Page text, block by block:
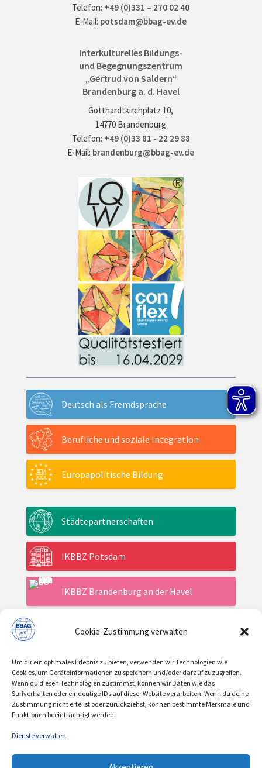
Cookie-Zustimmung verwalten
Um dir ein optimales Erlebnis zu bieten, verwenden wir Technologien wie
Cookies, um Geräteinformationen zu speichern und/oder darauf zuzugreifen.
Wenn du diesen Technologien zustimmst, können wir Daten wie das
Surfverhalten oder eindeutige IDs auf dieser Website verarbeiten. Wenn du deine
Zustimmung nicht erteilst oder zurückziehst, können bestimmte Merkmale und
Funktionen beeinträchtigt werden.
Dienste verwalten
Telefon: +49 (0)331 – 270 02 40
E-Mail: potsdam@bbag-ev.de
Interkulturelles Bildungs-
und Begegnungszentrum
„Gertrud von Saldern“
Brandenburg a. d. Havel
Gotthardtkirchplatz 10,
14770 Brandenburg
Telefon: +49 (0)33 81 - 22 29 88
E-Mail: brandenburg@bbag-ev.de
Deutsch als Fremdsprache
Berufliche und soziale Integration
Europapolitische Bildung
Städtepartnerschaften
IKBBZ Potsdam
IKBBZ Brandenburg an der Havel
Veranstaltungen
Über uns / Verein
IMPRESSUM